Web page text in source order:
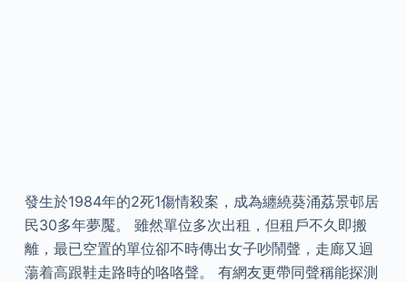
發生於1984年的2死1傷情殺案，成為纏繞葵涌荔景邨居
民30多年夢魘。 雖然單位多次出租，但租戶不久即搬
離，最已空置的單位卻不時傳出女子吵鬧聲，走廊又迴
蕩着高跟鞋走路時的咯咯聲。 有網友更帶同聲稱能探測